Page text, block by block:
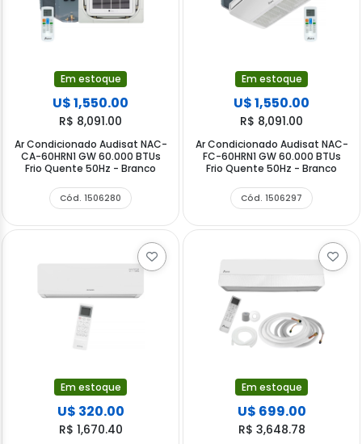
Em estoque
U$ 1,550.00
R$ 8,091.00
Ar Condicionado Audisat NAC-
CA-60HRN1 GW 60.000 BTUs
Frio Quente 50Hz - Branco
Cód. 1506280
Em estoque
U$ 1,550.00
R$ 8,091.00
Ar Condicionado Audisat NAC-
FC-60HRN1 GW 60.000 BTUs
Frio Quente 50Hz - Branco
Cód. 1506297
Em estoque
U$ 320.00
R$ 1,670.40
Em estoque
U$ 699.00
R$ 3,648.78